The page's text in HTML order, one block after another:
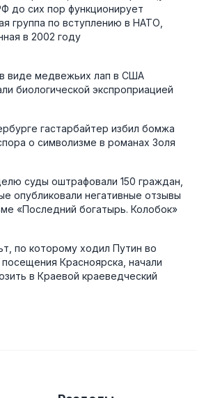
до сих пор функционирует
группа по вступлению в НАТО,
в 2002 году
в виде медвежьих лап в США
биологической экспроприацией
гастарбайтер избил бомжа
о символизме в романах Золя
суды оштрафовали 150 граждан,
опубликовали негативные отзывы
«Последний богатырь. Колобок»
по которому ходил Путин во
Красноярска, начали
в Краевой краеведческий